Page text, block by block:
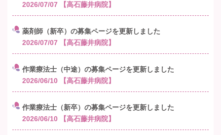
2026/07/07
【高石藤井病院】
薬剤師（新卒）の募集ページを更新しました
2026/07/07
【高石藤井病院】
作業療法士（中途）の募集ページを更新しました
2026/06/10
【高石藤井病院】
作業療法士（新卒）の募集ページを更新しました
2026/06/10
【高石藤井病院】